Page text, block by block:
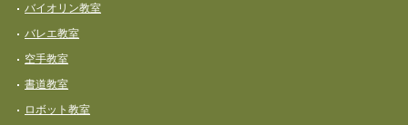
バイオリン教室
バレエ教室
空手教室
書道教室
ロボット教室